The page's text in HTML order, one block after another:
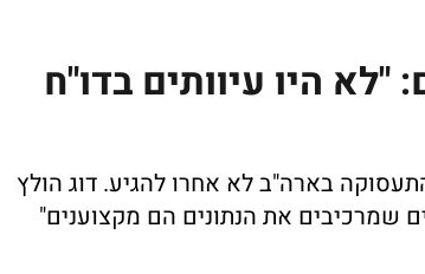
"לא היו עיוותים בדו"ח
בארה"ב לא אחרו להגיע. דוג הולץ
שמרכיבים את הנתונים הם מקצוענים"